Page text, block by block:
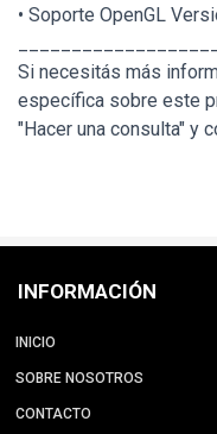
• Soporte OpenGL
Si necesitás más
específica sobre este
"Hacer una consulta" y
INFORMACIÓN
INICIO
SOBRE NOSOTROS
CONTACTO